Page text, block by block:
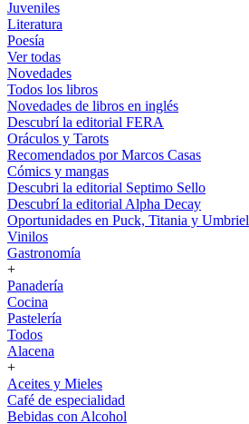
Juveniles
Literatura
Poesía
Ver todas
Novedades
Todos los libros
Novedades de libros en inglés
Descubrí la editorial FERA
Oráculos y Tarots
Recomendados por Marcos Casas
Cómics y mangas
Descubri la editorial Septimo Sello
Descubrí la editorial Alpha Decay
Oportunidades en Puck, Titania y Umbriel
Vinilos
Gastronomía
+
Panadería
Cocina
Pastelería
Todos
Alacena
+
Aceites y Mieles
Café de especialidad
Bebidas con Alcohol